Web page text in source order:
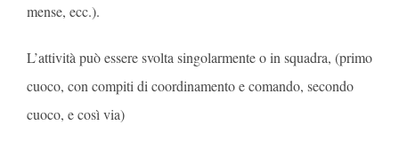
mense, ecc.).
L’attività può essere svolta singolarmente o in squadra, (primo
cuoco, con compiti di coordinamento e comando, secondo
cuoco, e così via)